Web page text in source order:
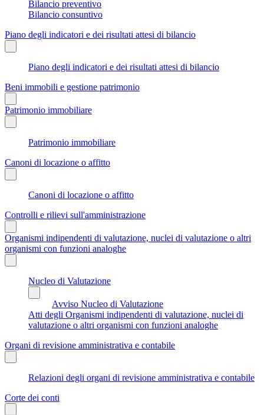
Bilancio preventivo
Bilancio consuntivo
Piano degli indicatori e dei risultati attesi di bilancio
Piano degli indicatori e dei risultati attesi di bilancio
Beni immobili e gestione patrimonio
Patrimonio immobiliare
Patrimonio immobiliare
Canoni di locazione o affitto
Canoni di locazione o affitto
Controlli e rilievi sull'amministrazione
Organismi indipendenti di valutazione, nuclei di valutazione o altri
organismi con funzioni analoghe
Nucleo di Valutazione
Avviso Nucleo di Valutazione
Atti degli Organismi indipendenti di valutazione, nuclei di
valutazione o altri organismi con funzioni analoghe
Organi di revisione amministrativa e contabile
Relazioni degli organi di revisione amministrativa e contabile
Corte dei conti